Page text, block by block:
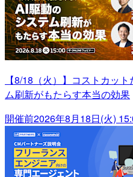
【8/18（火）】コストカッ
ム刷新がもたらす本当の効果
開催前2026年8月18日(火)